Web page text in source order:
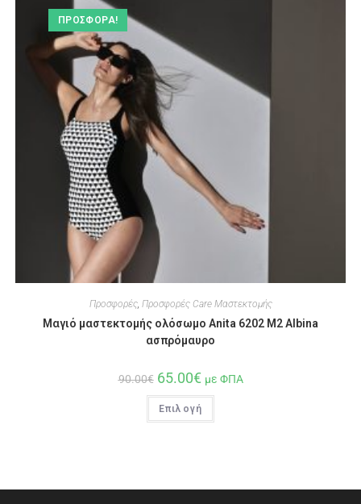
ΠΡΟΣΦΟΡΆ!
Προσφορές, Προσφορές Care Μαστεκτομής
Μαγιό μαστεκτομής ολόσωμο Anita 6202 M2 Albina
ασπρόμαυρο
90.00€ 65.00€ με ΦΠΑ
Επιλογή